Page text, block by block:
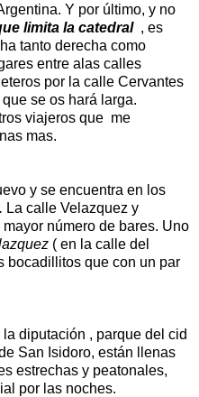
Y por último, y no
limita la catedral, es
tanto derecha como
entre alas calles
por la calle Cervantes
se os hará larga.
viajeros que me
mas.
y se encuentra en los
La calle Velazquez y
número de bares. Uno
( en la calle del
bocadillitos que con un par
diputación , parque del cid
San Isidoro, están llenas
estrechas y peatonales,
por las noches.